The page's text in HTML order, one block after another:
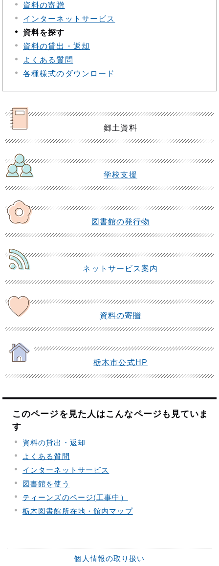
資料の寄贈
インターネットサービス
資料を探す
資料の貸出・返却
よくある質問
各種様式のダウンロード
郷土資料
学校支援
図書館の発行物
ネットサービス案内
資料の寄贈
栃木市公式HP
このページを見た人はこんなページも見ていま
す
資料の貸出・返却
よくある質問
インターネットサービス
図書館を使う
ティーンズのページ(工事中）
栃木図書館所在地・館内マップ
個人情報の取り扱い